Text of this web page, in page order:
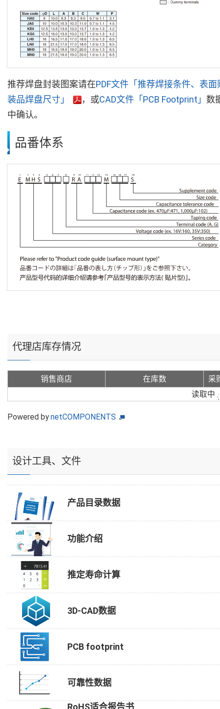
推荐焊盘封装图案请在PDF文件「推荐焊接条件、表面
装品焊盘尺寸」
，或CAD文件「PCB Footprint」 数
中确认。
品番体系
代理店库存情况
销售商店 在库数
采
读取中
Powered bynetCOMPONENTS
设计工具、文件
产品目录数据
功能介绍
推定寿命计算
3D-CAD数据
PCB footprint
可靠性数据
RoHS适合报告书